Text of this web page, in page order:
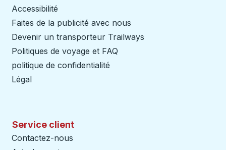
Accessibilité
Faites de la publicité avec nous
Devenir un transporteur Trailways
Politiques de voyage et FAQ
politique de confidentialité
Légal
Service client
Contactez-nous